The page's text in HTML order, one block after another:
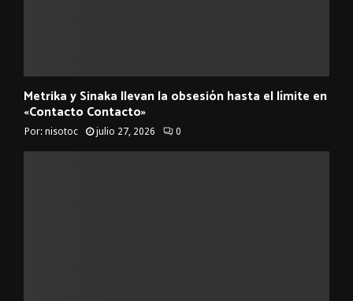
Metrika y Sinaka llevan la obsesión hasta el límite en
«Contacto Contacto»
Por: nisotoc julio 27, 2026 0